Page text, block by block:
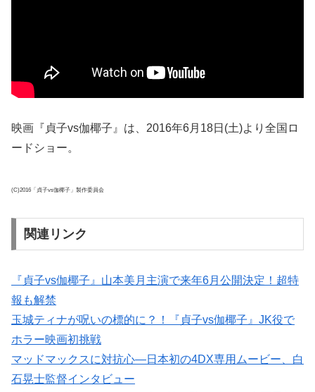
映画『貞子vs伽椰子』は、2016年6月18日(土)より全国ロ
ードショー。
(C)2016「貞子vs伽椰子」製作委員会
関連リンク
『貞子vs伽椰子』山本美月主演で来年6月公開決定！超特
報も解禁
玉城ティナが呪いの標的に？！『貞子vs伽椰子』JK役で
ホラー映画初挑戦
マッドマックスに対抗心―日本初の4DX専用ムービー、白
石晃士監督インタビュー